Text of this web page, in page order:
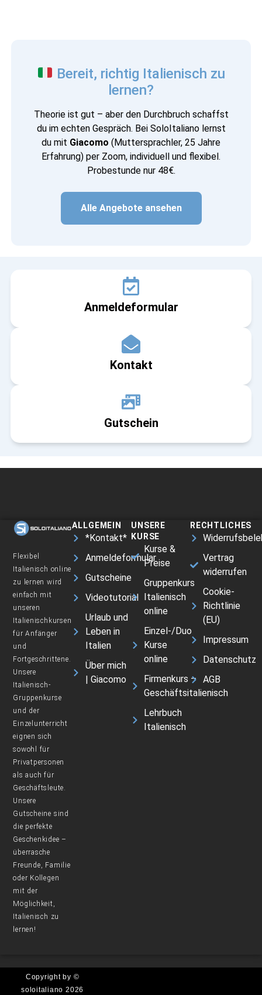
Bereit, richtig Italienisch zu
lernen?
Theorie ist gut – aber den Durchbruch schaffst
du im echten Gespräch. Bei SoloItaliano lernst
du mit Giacomo (Muttersprachler, 25 Jahre
Erfahrung) per Zoom, individuell und flexibel.
Probestunde nur 48€.
Alle Angebote ansehen
Anmeldeformular
Kontakt
Gutschein
Flexibel
Italienisch online
zu lernen wird
einfach mit
unseren
Italienischkursen
für Anfänger
und
Fortgeschrittene.
Unsere
Italienisch-
Gruppenkurse
und der
Einzelunterricht
eignen sich
sowohl für
Privatpersonen
als auch für
Geschäftsleute.
Unsere
Gutscheine sind
die perfekte
Geschenkidee –
überrasche
Freunde, Familie
oder Kollegen
mit der
Möglichkeit,
Italienisch zu
lernen!
ALLGEMEIN
*Kontakt*
Anmeldeformular
Gutscheine
Videotutorial
Urlaub und
Leben in
Italien
Über mich
| Giacomo
UNSERE
KURSE
Kurse &
Preise
Gruppenkurs
Italienisch
online
Einzel-/Duo
Kurse
online
Firmenkurs –
Geschäftsitalienisch
Lehrbuch
Italienisch
RECHTLICHES
Vertrag
widerrufen
Cookie-
Richtlinie
(EU)
Impressum
Datenschutz
AGB
Copyright by ©
soloitaliano 2026